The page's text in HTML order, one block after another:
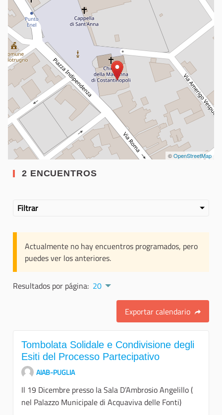
©OpenStreetMap
2 ENCUENTROS
Filtrar
Actualmente no hay encuentros programados, pero
puedes ver los anteriores.
Resultados por página: 20
Exportar calendario
Tombolata Solidale e Condivisione degli
Esiti del Processo Partecipativo
AIAB-PUGLIA
Il 19 Dicembre presso la Sala D’Ambrosio Angelillo (
nel Palazzo Municipale di Acquaviva delle Fonti)